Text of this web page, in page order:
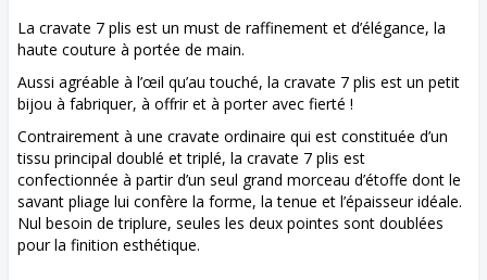
La cravate 7 plis est un must de raffinement et d’élégance, la
haute couture à portée de main.
Aussi agréable à l’œil qu’au touché, la cravate 7 plis est un petit
bijou à fabriquer, à offrir et à porter avec fierté !
Contrairement à une cravate ordinaire qui est constituée d’un
tissu principal doublé et triplé, la cravate 7 plis est
confectionnée à partir d’un seul grand morceau d’étoffe dont le
savant pliage lui confère la forme, la tenue et l’épaisseur idéale.
Nul besoin de triplure, seules les deux pointes sont doublées
pour la finition esthétique.